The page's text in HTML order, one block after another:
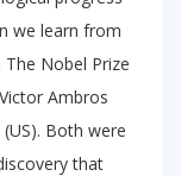
we learn from
Nobel Prize
Ambros
Both were
that